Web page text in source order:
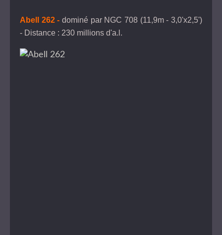
Abell 262 - dominé par NGC 708 (11,9m - 3,0'x2,5')
- Distance : 230 millions d'a.l.